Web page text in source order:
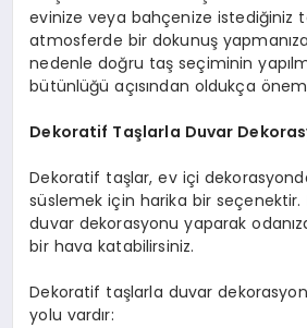
evinize veya bahçenize istediğiniz
atmosferde bir dokunuş
nedenle doğru taş seçiminin
bütünlüğü açısından oldukça
Dekoratif Taşlarla Duvar
Dekoratif taşlar, ev içi
süslemek için harika bir
duvar dekorasyonu yaparak
bir hava katabilirsiniz.
Dekoratif taşlarla duvar
yolu vardır: